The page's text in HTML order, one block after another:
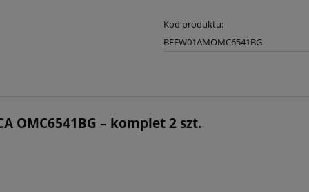
Kod produktu:
BFFW01AMOMC6541BG
OMC6541BG – komplet 2 szt.